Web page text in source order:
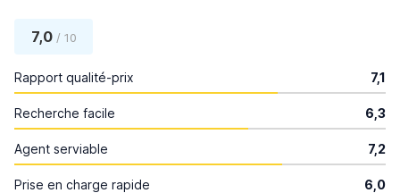
7,0/ 10
Rapport qualité-prix 7,1
Recherche facile 6,3
Agent serviable 7,2
Prise en charge rapide 6,0